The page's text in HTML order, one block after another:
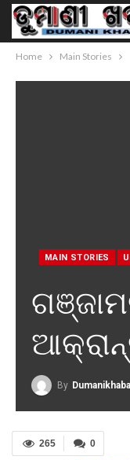
Home Main Stories
MAIN STORIES
By
0
265